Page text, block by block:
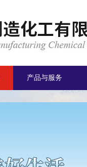
产品与服务